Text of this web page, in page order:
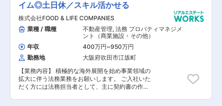
的には、お問い合わせがあってからのご対応とな
るため、テレアポや飛び込みなどの無理な営業は
ございません。 【具体的な業務内容】 ■既存・
新規のクライアントからのお問い合わせ対応 ■要
望や予算のヒアリング（売却・購入） ■提携先の
金融機関や弁護士、会計士とタッグを組みながら
業務を遂行 ■契約やローンなどの事務手続き
【担当者コメント】 圧倒的ブランド力の三菱地所
のグループ会社として、横の繋がりを存分に生か
しながら情報力や総合力を最大限に活用できま
す！ また、フラットな環境で、部署ごとの隔たり
が存在せず、積極的に他部署などとも連携を取り
ながら業務を進められる環境です。大手グループ
イム◎土日休／スキル活かせる
株式会社FOOD & LIFE COMPANIES
業種 / 職種
不動産管理, 法務 プロパティマネジメ
ント（商業施設・その他）
年収
400万円~950万円
勤務地
大阪府吹田市江坂町
【業務内容】 積極的な海外展開を始め事業領域の
拡大に伴う法務業務をお願いします。 ご入社いた
だく方には法務担当者として、主に契約書の作成